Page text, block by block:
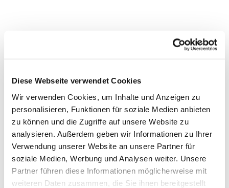
Diese Webseite verwendet Cookies
Wir verwenden Cookies, um Inhalte und Anzeigen zu
personalisieren, Funktionen für soziale Medien anbieten
zu können und die Zugriffe auf unsere Website zu
analysieren. Außerdem geben wir Informationen zu Ihrer
Verwendung unserer Website an unsere Partner für
soziale Medien, Werbung und Analysen weiter. Unsere
Partner führen diese Informationen möglicherweise mit
weiteren Daten zusammen, die Sie ihnen bereitgestellt